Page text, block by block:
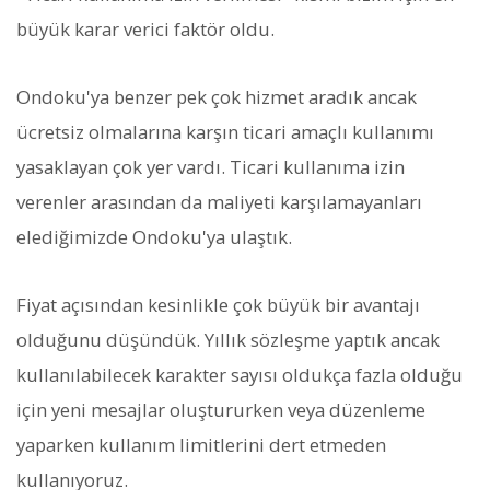
büyük karar verici faktör oldu.
Ondoku'ya benzer pek çok hizmet aradık ancak
ücretsiz olmalarına karşın ticari amaçlı kullanımı
yasaklayan çok yer vardı. Ticari kullanıma izin
verenler arasından da maliyeti karşılamayanları
elediğimizde Ondoku'ya ulaştık.
Fiyat açısından kesinlikle çok büyük bir avantajı
olduğunu düşündük. Yıllık sözleşme yaptık ancak
kullanılabilecek karakter sayısı oldukça fazla olduğu
için yeni mesajlar oluştururken veya düzenleme
yaparken kullanım limitlerini dert etmeden
kullanıyoruz.